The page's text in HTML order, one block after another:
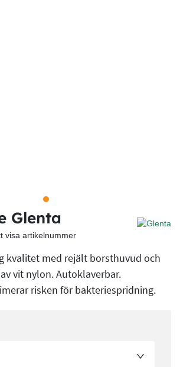
Glenta
visa artikelnummer
kvalitet med rejält borsthuvud och
vit nylon. Autoklaverbar.
risken för bakteriespridning.